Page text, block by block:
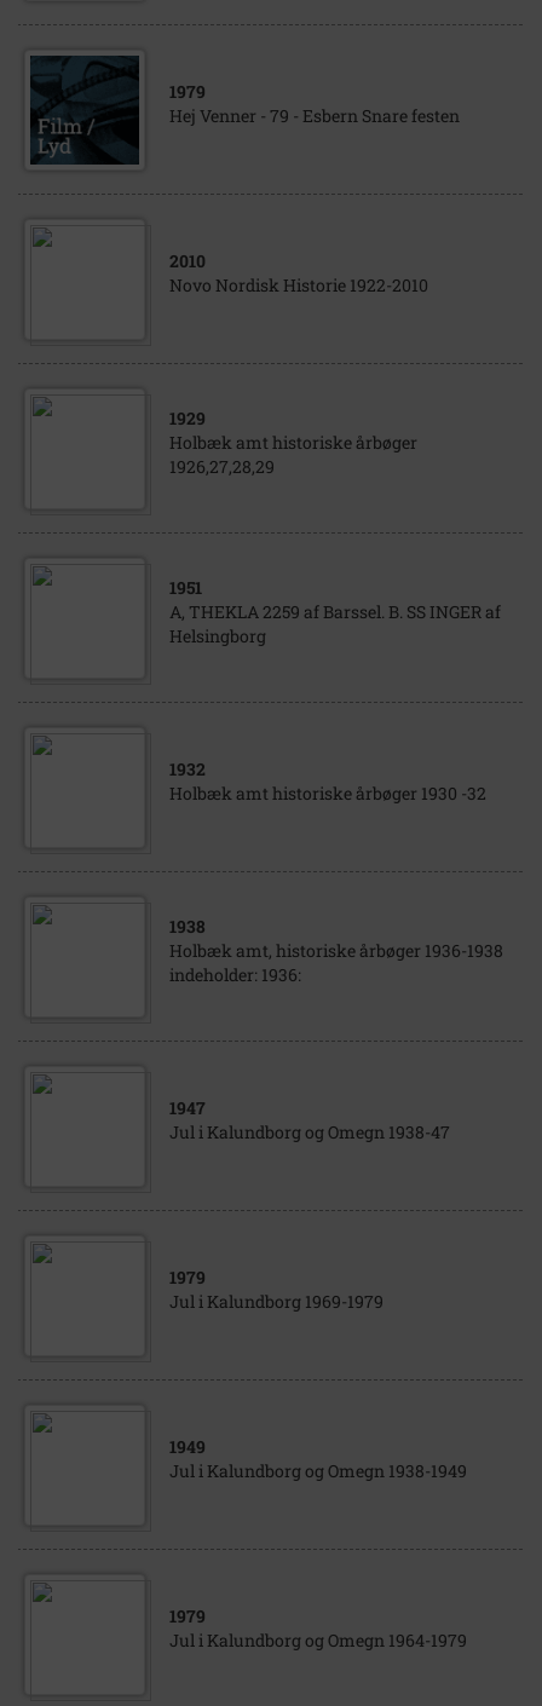
1979
Hej Venner - 79 - Esbern Snare festen
2010
Novo Nordisk Historie 1922-2010
1929
Holbæk amt historiske årbøger
1926,27,28,29
1951
A, THEKLA 2259 af Barssel. B. SS INGER af
Helsingborg
1932
Holbæk amt historiske årbøger 1930 -32
1938
Holbæk amt, historiske årbøger 1936-1938
indeholder: 1936:
1947
Jul i Kalundborg og Omegn 1938-47
1979
Jul i Kalundborg 1969-1979
1949
Jul i Kalundborg og Omegn 1938-1949
1979
Jul i Kalundborg og Omegn 1964-1979